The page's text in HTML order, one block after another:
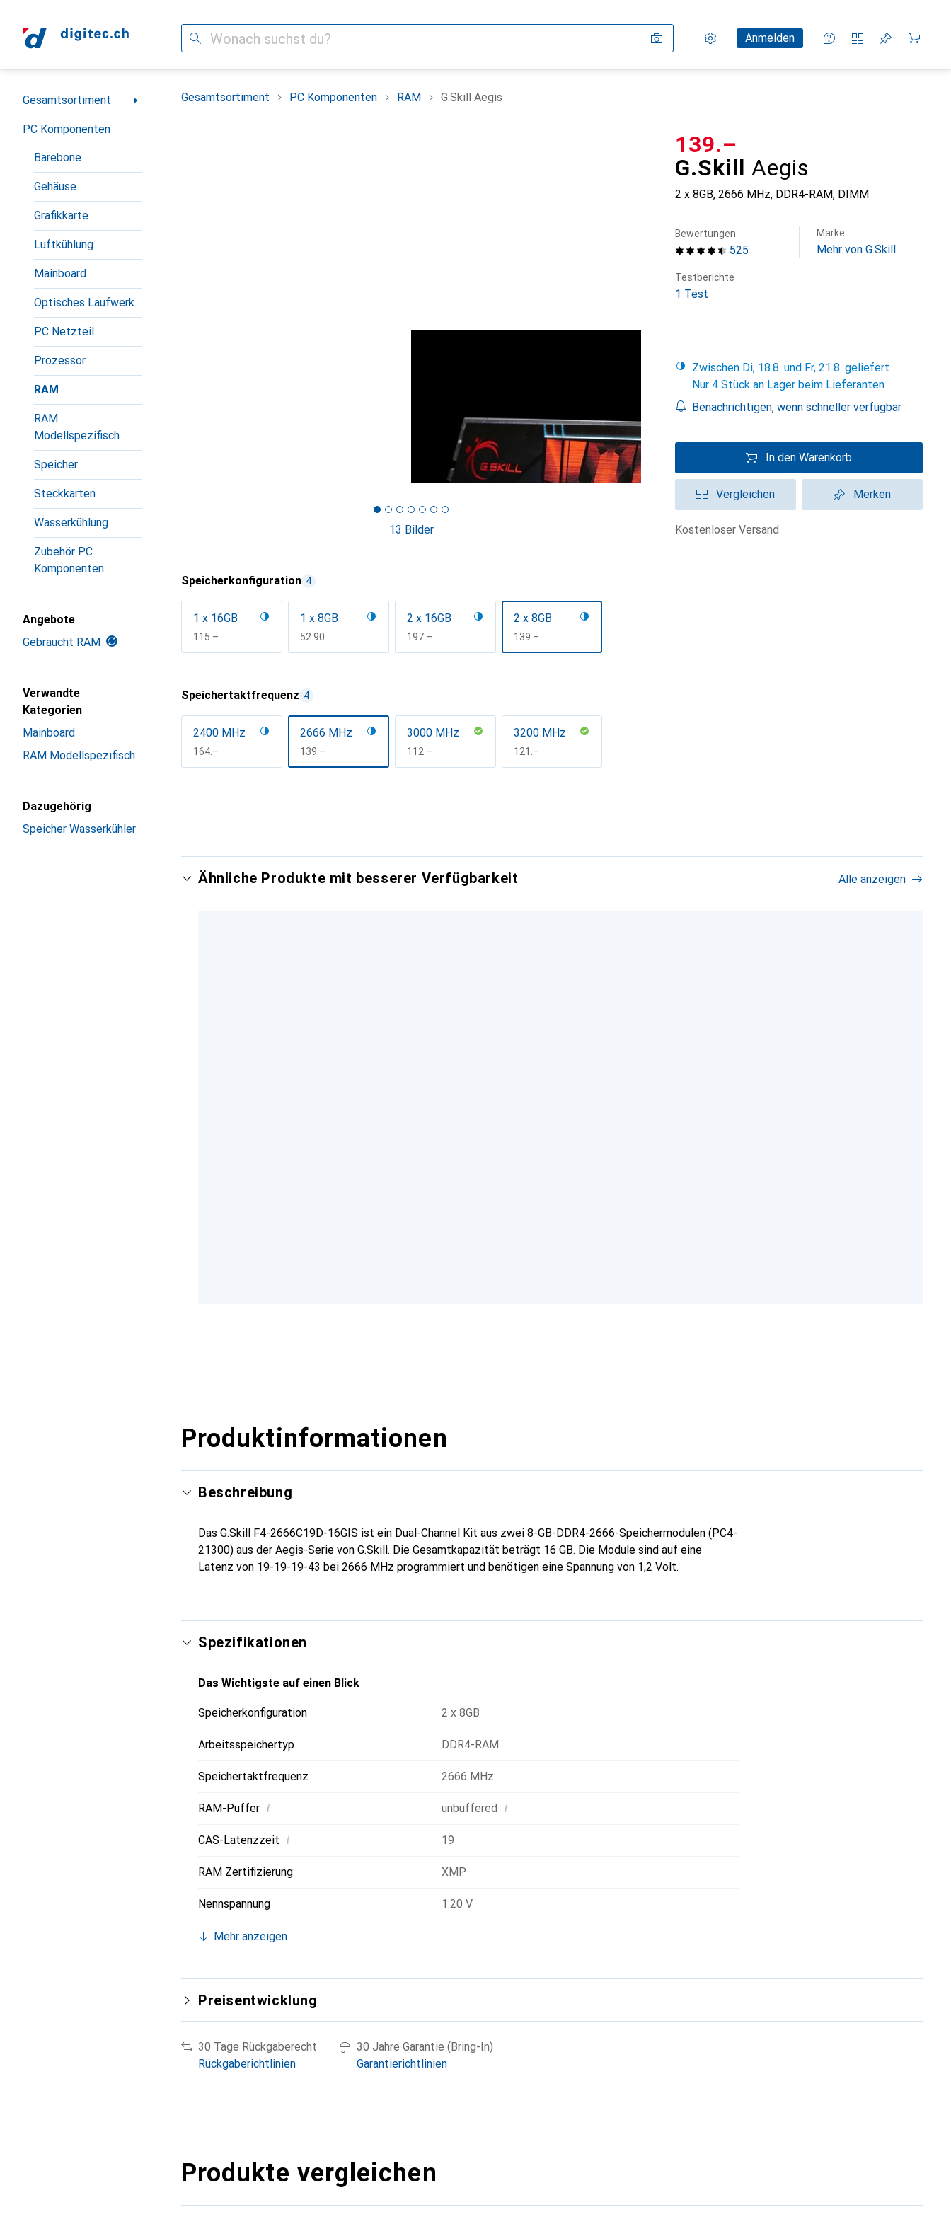
Suche Einstellungen
KundenkontoAnmelden
Vergleichslisten
Merklisten
Warenkorb
Navigation nach Kategorien
Gesamtsortiment
PC Komponenten
Barebone
Gehäuse
Grafikkarte
Luftkühlung
Mainboard
Optisches Laufwerk
PC Netzteil
Prozessor
RAM
RAM
Modellspezifisch
Speicher
Steckkarten
Wasserkühlung
Zubehör PC
Komponenten
Angebote
Gebraucht RAM
Verwandte
Kategorien
Mainboard
RAM Modellspezifisch
Dazugehörig
Speicher Wasserkühler
Gesamtsortiment PC Komponenten RAM G.Skill Aegis
13 Bilder
G.Skill Aegis
2 x 8GB, 2666 MHz, DDR4-RAM, DIMM
CHF
139.–
525
Bewertungen Marke
Mehr von G.Skill
Testberichte
1 Test
Zwischen Di, 18.8. und Fr, 21.8. geliefert
Nur 4 Stück an Lager beim Lieferanten
Benachrichtigen, wenn schneller verfügbar
In den Warenkorb
Vergleichen Merken
kostenloser Versand
Speicherkonfiguration 4
1 x 16GB
CHF
115.–
1 x 8GB
CHF
52.90
2 x 16GB
CHF
197.–
2 x 8GB
CHF
139.–
Speichertaktfrequenz 4
2400 MHz
CHF
164.–
2666 MHz
CHF
139.–
3000 MHz
CHF
112.–
3200 MHz
CHF
121.–
Ähnliche Produkte mit besserer Verfügbarkeit Alle anzeigen
Produktinformationen
Beschreibung
Das G.Skill F4-2666C19D-16GIS ist ein Dual-Channel Kit aus zwei 8-GB-DDR4-2666-Speichermodulen (PC4-
21300) aus der Aegis-Serie von G.Skill. Die Gesamtkapazität beträgt 16 GB. Die Module sind auf eine
Latenz von 19-19-19-43 bei 2666 MHz programmiert und benötigen eine Spannung von 1,2 Volt.
Spezifikationen
Das Wichtigste auf einen Blick
Speicherkonfiguration 2 x 8GB
Arbeitsspeichertyp DDR4-RAM
Speichertaktfrequenz 2666 MHz
RAM-Puffer i unbuffered i
CAS-Latenzzeit i 19
RAM Zertifizierung XMP
Nennspannung 1.20 V
Mehr anzeigen
Preisentwicklung
30 Tage Rückgaberecht
Rückgaberichtlinien
30 Jahre Garantie (Bring-In)
Garantierichtlinien
Produkte vergleichen